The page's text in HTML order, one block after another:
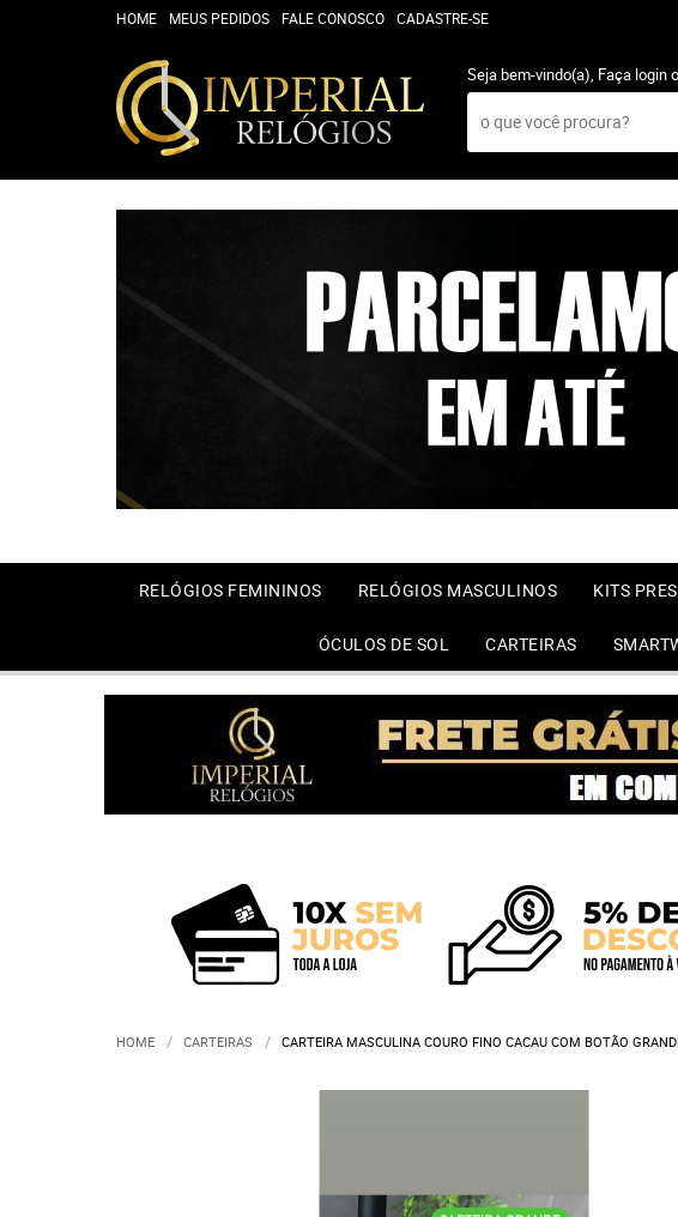
HOME MEUS PEDIDOS FALE CONOSCO CADASTRE-SE
Seja bem-vindo(a), Faça login
RELÓGIOS FEMININOS RELÓGIOS MASCULINOS KITS
ÓCULOS DE SOL CARTEIRAS
HOME CARTEIRAS CARTEIRA MASCULINA COURO FINO CACAU COM BOTÃO